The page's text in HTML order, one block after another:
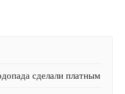
сделали платным